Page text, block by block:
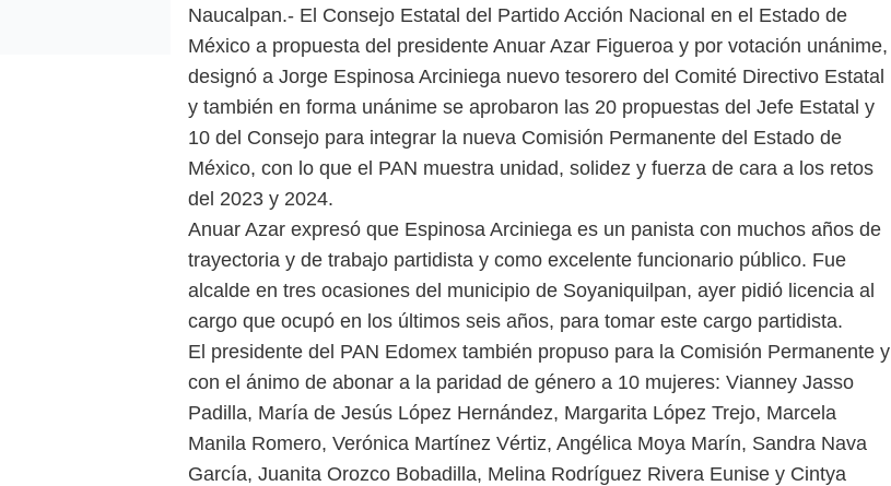
Naucalpan.- El Consejo Estatal del Partido Acción Nacional en el Estado de
México a propuesta del presidente Anuar Azar Figueroa y por votación unánime,
designó a Jorge Espinosa Arciniega nuevo tesorero del Comité Directivo Estatal
y también en forma unánime se aprobaron las 20 propuestas del Jefe Estatal y
10 del Consejo para integrar la nueva Comisión Permanente del Estado de
México, con lo que el PAN muestra unidad, solidez y fuerza de cara a los retos
del 2023 y 2024.
Anuar Azar expresó que Espinosa Arciniega es un panista con muchos años de
trayectoria y de trabajo partidista y como excelente funcionario público. Fue
alcalde en tres ocasiones del municipio de Soyaniquilpan, ayer pidió licencia al
cargo que ocupó en los últimos seis años, para tomar este cargo partidista.
El presidente del PAN Edomex también propuso para la Comisión Permanente y
con el ánimo de abonar a la paridad de género a 10 mujeres: Vianney Jasso
Padilla, María de Jesús López Hernández, Margarita López Trejo, Marcela
Manila Romero, Verónica Martínez Vértiz, Angélica Moya Marín, Sandra Nava
García, Juanita Orozco Bobadilla, Melina Rodríguez Rivera Eunise y Cintya